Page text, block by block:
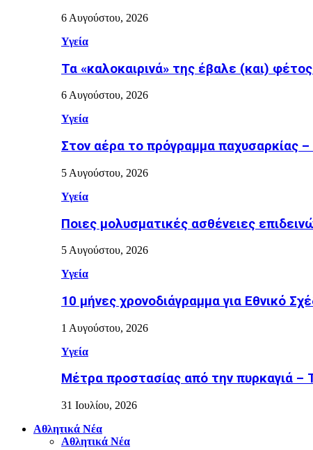
6 Αυγούστου, 2026
Υγεία
Τα «καλοκαιρινά» της έβαλε (και)
6 Αυγούστου, 2026
Υγεία
Στον αέρα το πρόγραμμα παχυσαρκίας
5 Αυγούστου, 2026
Υγεία
Ποιες μολυσματικές ασθένειες
5 Αυγούστου, 2026
Υγεία
10 μήνες χρονοδιάγραμμα για Εθνικό
1 Αυγούστου, 2026
Υγεία
Μέτρα προστασίας από την πυρκαγιά –
31 Ιουλίου, 2026
Αθλητικά Νέα
Αθλητικά Νέα